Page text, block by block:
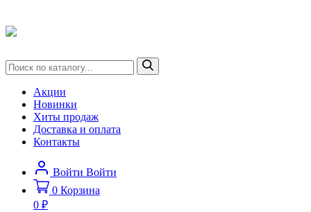
Акции
Новинки
Хиты продаж
Доставка и оплата
Контакты
Войти Войти
0 Корзина
0 ₽